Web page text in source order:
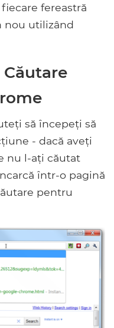
fereastră
nou utilizând
să începeți să
- dacă aveți
nu l-ați căutat
într-o pagină
pentru